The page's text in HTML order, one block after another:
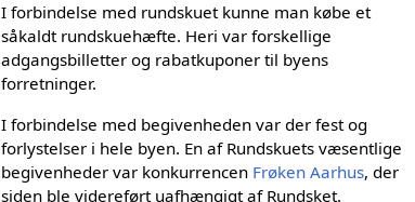
I forbindelse med rundskuet kunne man købe et
såkaldt rundskuehæfte. Heri var forskellige
adgangsbilletter og rabatkuponer til byens
forretninger.
I forbindelse med begivenheden var der fest og
forlystelser i hele byen. En af Rundskuets væsentlige
begivenheder var konkurrencen Frøken Aarhus, der
siden ble videreført uafhængigt af Rundsket.